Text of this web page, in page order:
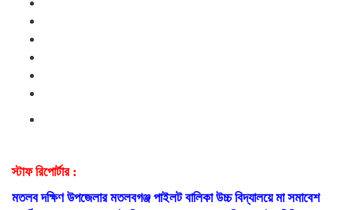
স্টাফ রিপোর্টার :
মতলব দক্ষিণ উপজেলার মতলবগঞ্জ পাইলট বালিকা উচ্চ বিদ্যালয়ে মা সমাবেশ